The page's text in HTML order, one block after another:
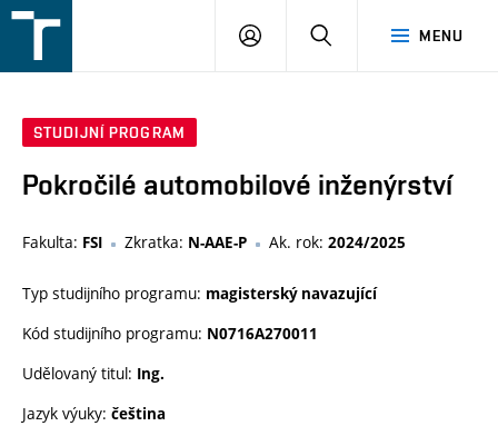
v
MENU
PŘIHLÁŠENÍ
STUDIJNÍ PROGRAM
Pokročilé automobilové inženýrství
Fakulta: FSI Zkratka: N-AAE-P Ak. rok: 2024/2025
Typ studijního programu: magisterský navazující
Kód studijního programu: N0716A270011
Udělovaný titul: Ing.
Jazyk výuky: čeština